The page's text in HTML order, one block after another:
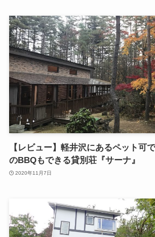
【レビュー】軽井沢にあるペット可
のBBQもできる貸別荘『サーナ』
2020年11月7日